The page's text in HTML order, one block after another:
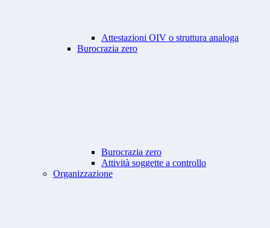
Attestazioni OIV o struttura analoga
Burocrazia zero
Burocrazia zero
Attività soggette a controllo
Organizzazione